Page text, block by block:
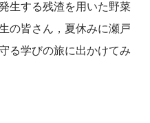
生する残渣を用いた野菜
の皆さん，夏休みに瀬戸
る学びの旅に出かけてみ